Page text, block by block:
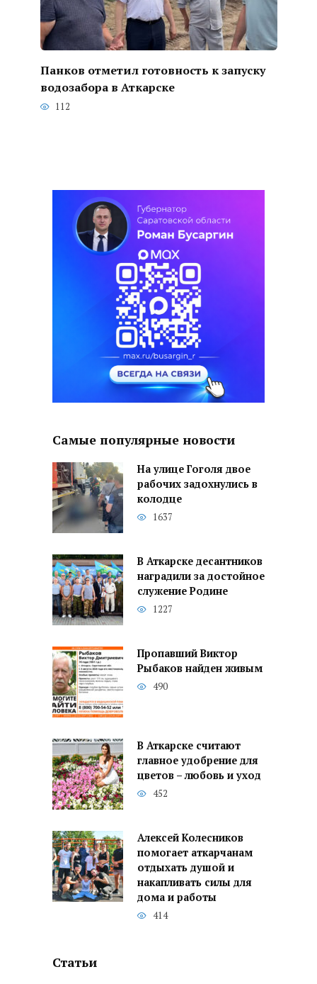
Панков отметил готовность к запуску
водозабора в Аткарске
112
Самые популярные новости
На улице Гоголя двое
рабочих задохнулись в
колодце
1637
В Аткарске десантников
наградили за достойное
служение Родине
1227
Пропавший Виктор
Рыбаков найден живым
490
В Аткарске считают
главное удобрение для
цветов – любовь и уход
452
Алексей Колесников
помогает аткарчанам
отдыхать душой и
накапливать силы для
дома и работы
414
Статьи